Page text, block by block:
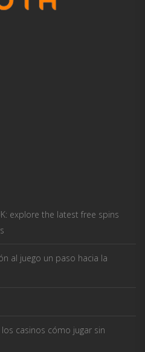
explore the latest free spins
al juego un paso hacia la
casinos cómo jugar sin